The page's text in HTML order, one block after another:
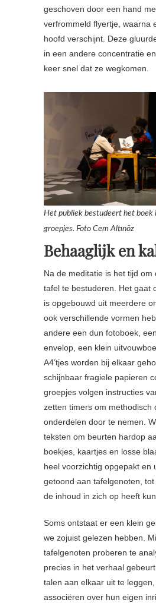
geschoven door een hand
verfrommeld flyertje, waarna
hoofd verschijnt. Deze
in een andere concentratie
keer snel dat ze wegkomen.
Het publiek bestudeert het boek
groepjes. Foto Cem Altınöz
Behaaglijk en
Na de meditatie is het tijd om
tafel te bestuderen. Het gaat
is opgebouwd uit meerdere
ook verschillende vormen
andere een dun fotoboek,
envelop, een klein
A4’tjes worden bij elkaar
schijnbaar fragiele papieren
groepjes volgen instructies
zetten timers om methodisch
onderdelen door te nemen.
teksten om beurten hardop
boekjes, kaartjes en losse
heel voorzichtig opgepakt en
getoond aan tafelgenoten,
de inhoud in zich op heeft
Soms ontstaat er een klein
we zojuist gelezen hebben.
tafelgenoten proberen te
precies in het verhaal
talen aan elkaar uit te
associëren over hun eigen